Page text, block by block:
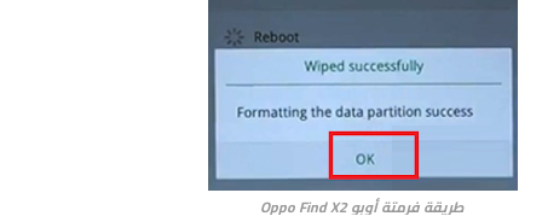
طريقة فرمتة أوبو Oppo Find X2